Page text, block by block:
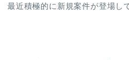
最近積極的に新規案件が登場し